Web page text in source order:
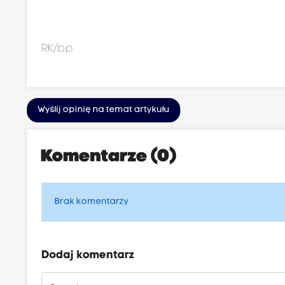
RK/bp
Wyślij opinię na temat artykułu
Komentarze (0)
Brak komentarzy
Dodaj komentarz